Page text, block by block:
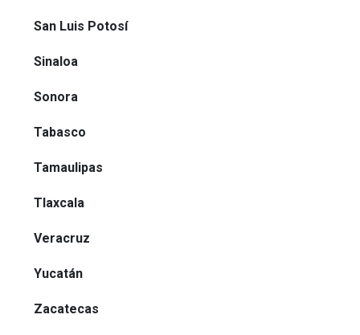
San Luis Potosí
Sinaloa
Sonora
Tabasco
Tamaulipas
Tlaxcala
Veracruz
Yucatán
Zacatecas